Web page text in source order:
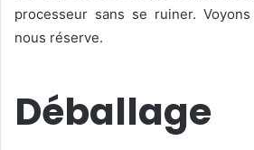
processeur sans se ruiner.
nous réserve.
Déballage